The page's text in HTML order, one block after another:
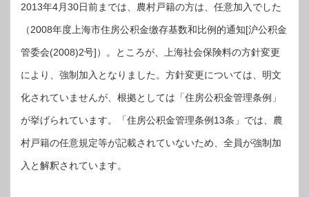
2013年4月30日前までは、農村戸籍の方は、任意加入でした
（2008年度上海市住房公积金缴存基数和比例的通知[沪公积金
管委会(2008)2号]）。ところが、上海社会保険料の方針変更
により、強制加入となりました。方針変更については、明文
化されていませんが、根拠としては「住房公积金管理条例」
が挙げられています。「住房公积金管理条例13条」では、農
村戸籍の任意規定等が記載されていないため、全員が強制加
入と解釈されています。